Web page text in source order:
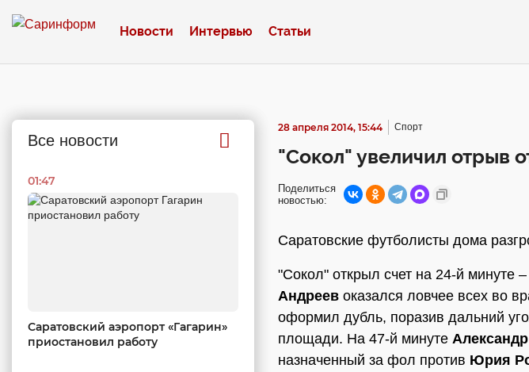
Новости Интервью Статьи
Все новости
01:47
Саратовский аэропорт «Гагарин»
приостановил работу
28 апреля 2014, 15:44 Спорт
"Сокол" увеличил отрыв
Поделиться
новостью:
Саратовские футболисты дома
"Сокол" открыл счет на 24-й минуте
Андреев оказался ловчее всех во
оформил дубль, поразив дальний
площади. На 47-й минуте
назначенный за фол против Юрия